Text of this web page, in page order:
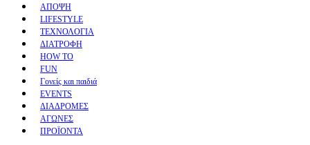
ΑΠΟΨΗ
LIFESTYLE
ΤΕΧΝΟΛΟΓΙΑ
ΔΙΑΤΡΟΦΗ
HOW TO
FUN
Γονείς και παιδιά
EVENTS
ΔΙΑΔΡΟΜΕΣ
ΑΓΩΝΕΣ
ΠΡΟΪΟΝΤΑ